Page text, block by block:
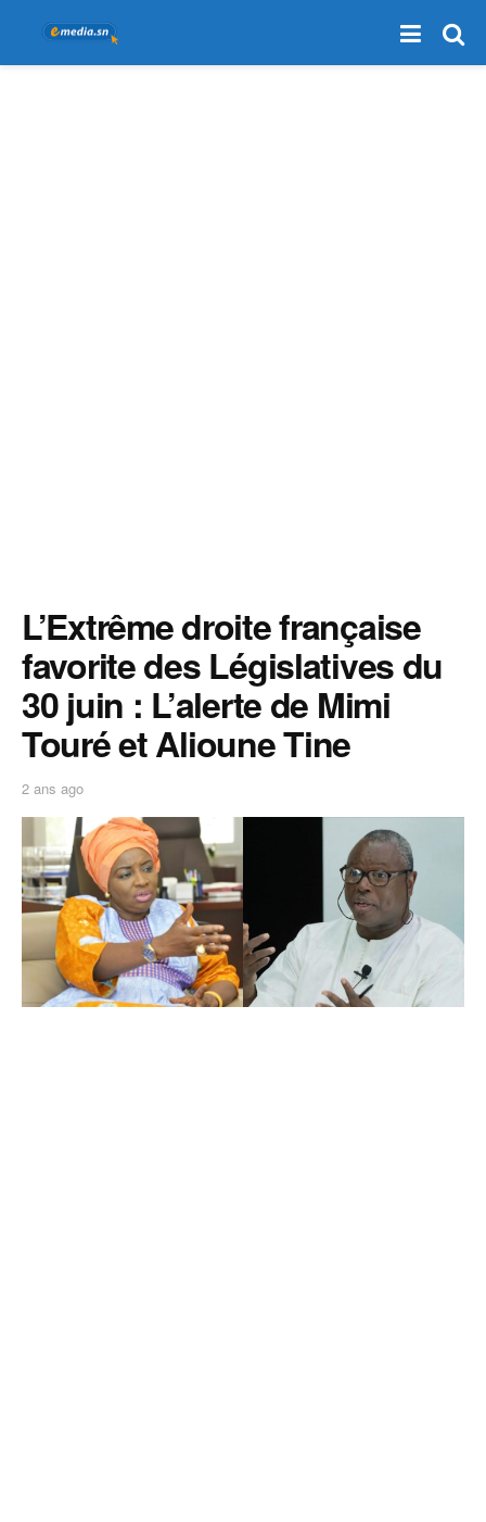
L’Extrême droite française
favorite des Législatives du
30 juin : L’alerte de Mimi
Touré et Alioune Tine
2 ans ago